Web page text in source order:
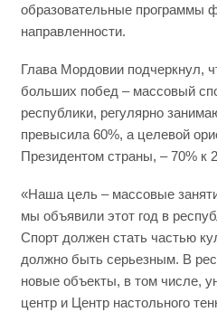
образовательные программы
направленности.
Глава Мордовии подчеркнул,
больших побед – массовый
республики, регулярно
превысила 60%, а целевой
Президентом страны, – 70% к
«Наша цель – массовые
мы объявили этот год в
Спорт должен стать частью
должно быть серьезным. В
новые объекты, в том числе,
центр и Центр настольного